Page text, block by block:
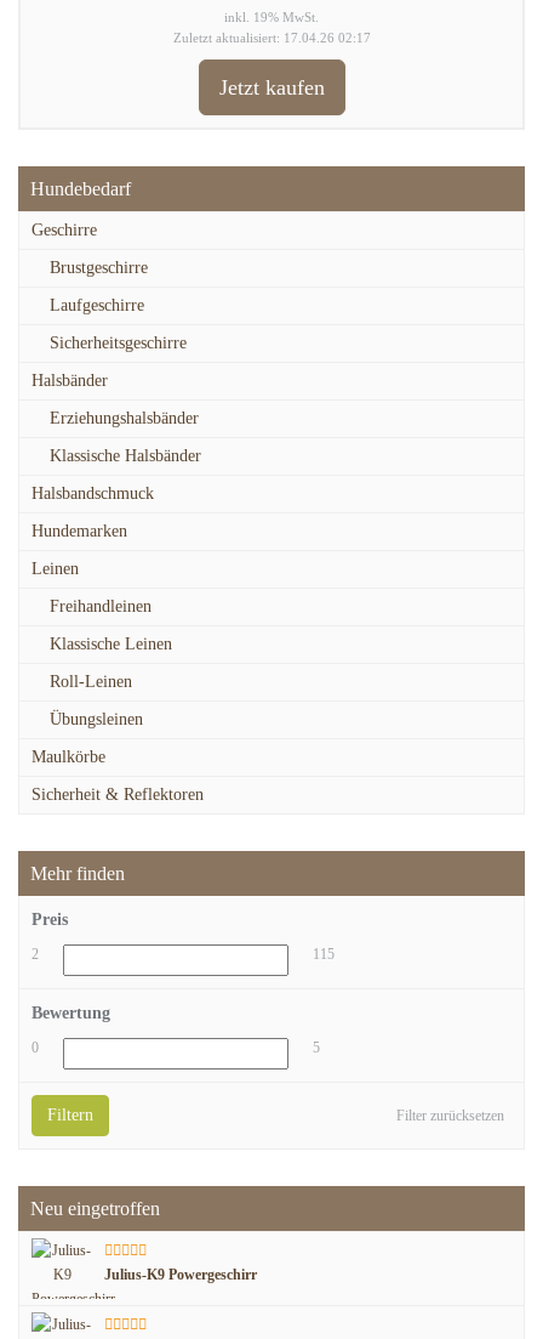
inkl. 19% MwSt.
Zuletzt aktualisiert: 17.04.26 02:17
Jetzt kaufen
Hundebedarf
Geschirre
Brustgeschirre
Laufgeschirre
Sicherheitsgeschirre
Halsbänder
Erziehungshalsbänder
Klassische Halsbänder
Halsbandschmuck
Hundemarken
Leinen
Freihandleinen
Klassische Leinen
Roll-Leinen
Übungsleinen
Maulkörbe
Sicherheit & Reflektoren
Mehr finden
Preis
2 115
Bewertung
0 5
Filter zurücksetzen
Filtern
Neu eingetroffen
Julius-K9 Powergeschirr